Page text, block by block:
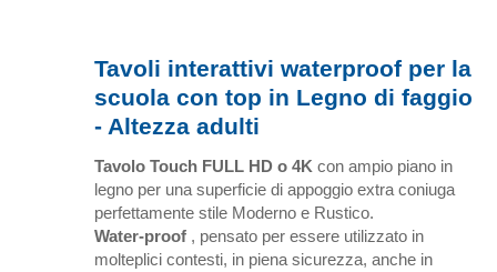
Tavoli interattivi waterproof per la
scuola con top in Legno di faggio
- Altezza adulti
Tavolo Touch FULL HD o 4Kcon ampio piano in
legno per una superficie di appoggio extra coniuga
perfettamente stile Moderno e Rustico.
Water-proof , pensato per essere utilizzato in
molteplici contesti, in piena sicurezza, anche in